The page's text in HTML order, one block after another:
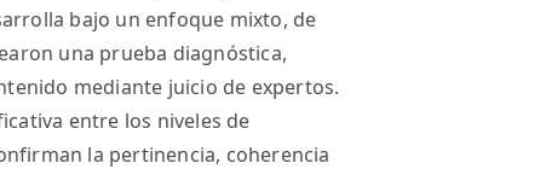
bajo un enfoque mixto, de
una prueba diagnóstica,
mediante juicio de expertos.
entre los niveles de
la pertinencia, coherencia